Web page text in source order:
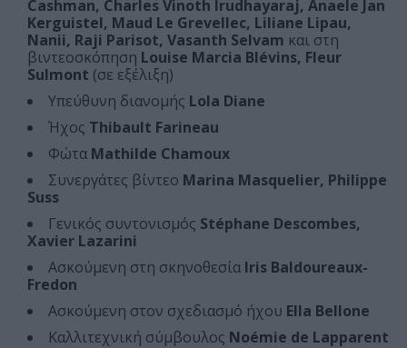
Cashman, Charles Vinoth Irudhayaraj, Anaele Jan
Kerguistel, Maud Le Grevellec, Liliane Lipau,
Nanii, Raji Parisot, Vasanth Selvam και στη
βιντεοσκόπηση Louise Marcia Blévins, Fleur
Sulmont (σε εξέλιξη)
Υπεύθυνη διανομής Lola Diane
Ήχος Thibault Farineau
Φώτα Mathilde Chamoux
Συνεργάτες βίντεο Marina Masquelier, Philippe
Suss
Γενικός συντονισμός Stéphane Descombes,
Xavier Lazarini
Ασκούμενη στη σκηνοθεσία Iris Baldoureaux-
Fredon
Ασκούμενη στον σχεδιασμό ήχου Ella Bellone
Καλλιτεχνική σύμβουλος Noémie de Lapparent